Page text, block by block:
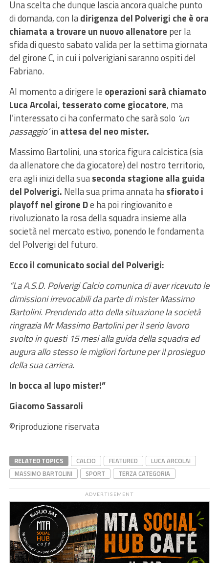
Una scelta che dunque lascia ancora qualche punto
di domanda, con ladirigenza del Polverigi che è ora
chiamata a trovare un nuovo allenatore per la
sfida di questo sabato valida per la settima giornata
del girone C, in cui i polverigiani saranno ospiti del
Fabriano.
Al momento a dirigere le operazioni sarà chiamato
Luca Arcolai, tesserato come giocatore, ma
l’interessato ci ha confermato che sarà solo ‘un
passaggio’in attesa del neo mister.
Massimo Bartolini, una storica figura calcistica (sia
da allenatore che da giocatore) del nostro territorio,
era agli inizi della suaseconda stagione alla guida
del Polverigi. Nella sua prima annata hasfiorato i
playoff nel girone De ha poi ringiovanito e
rivoluzionato la rosa della squadra insieme alla
società nel mercato estivo, ponendo le fondamenta
del Polverigi del futuro.
Ecco il comunicato social del Polverigi:
“La A.S.D. Polverigi Calcio comunica di aver ricevuto le
dimissioni irrevocabili da parte di mister Massimo
Bartolini. Prendendo atto della situazione la società
ringrazia Mr Massimo Bartolini per il serio lavoro
svolto in questi 15 mesi alla guida della squadra ed
augura allo stesso le migliori fortune per il prosieguo
della sua carriera.
In bocca al lupo mister!”
Giacomo Sassaroli
©riproduzione riservata
RELATED TOPICS CALCIO FEATURED
LUCA ARCOLAI
MASSIMO BARTOLINI
SPORT TERZA CATEGORIA
ADVERTISEMENT